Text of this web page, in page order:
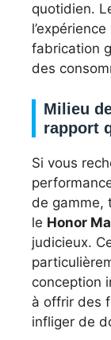
quotidien.
fabrication
des
Milieu
rapport
Si vous
de gamme,
le Honor
judicieux.
conception
à offrir des
infliger de